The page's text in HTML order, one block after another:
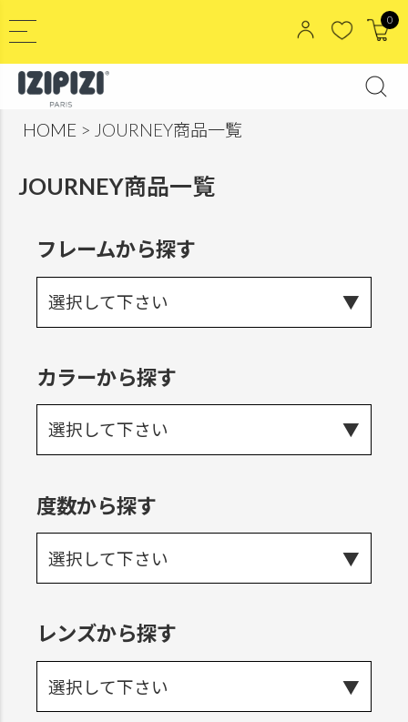
0
HOME JOURNEY商品一覧
JOURNEY商品一覧
フレームから探す
選択して下さい
カラーから探す
選択して下さい
度数から探す
選択して下さい
レンズから探す
選択して下さい